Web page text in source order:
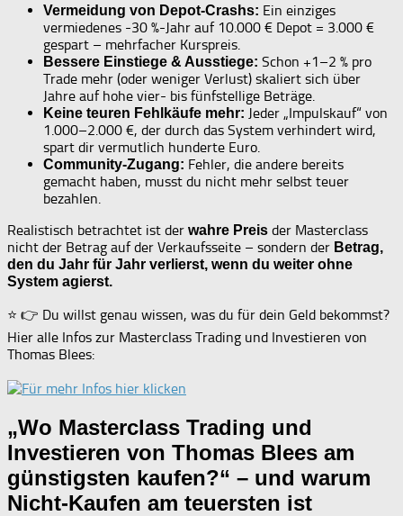
Vermeidung von Depot-Crashs: Ein einziges
vermiedenes -30 %-Jahr auf 10.000 € Depot = 3.000 €
gespart – mehrfacher Kurspreis.
Bessere Einstiege & Ausstiege: Schon +1–2 % pro
Trade mehr (oder weniger Verlust) skaliert sich über
Jahre auf hohe vier- bis fünfstellige Beträge.
Keine teuren Fehlkäufe mehr: Jeder „Impulskauf“ von
1.000–2.000 €, der durch das System verhindert wird,
spart dir vermutlich hunderte Euro.
Community-Zugang: Fehler, die andere bereits
gemacht haben, musst du nicht mehr selbst teuer
bezahlen.
Realistisch betrachtet ist der wahre Preis der Masterclass
nicht der Betrag auf der Verkaufsseite – sondern der Betrag,
den du Jahr für Jahr verlierst, wenn du weiter ohne
System agierst.
⭐ 👉 Du willst genau wissen, was du für dein Geld bekommst?
Hier alle Infos zur Masterclass Trading und Investieren von
Thomas Blees:
„Wo Masterclass Trading und
Investieren von Thomas Blees am
günstigsten kaufen?“ – und warum
Nicht-Kaufen am teuersten ist